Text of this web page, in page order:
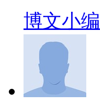
博文小编